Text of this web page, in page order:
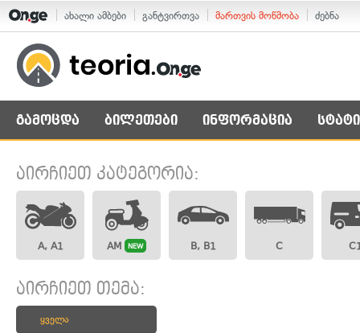
ახალი ამბები განტვირთვა მართვის მოწმობა ძებნა
გამოცდა ბილეთები ინფორმაცია
აირჩიეთ კატეგორია:
A, A1 AM NEW B, B1 C
აირჩიეთ თემა:
ყველა